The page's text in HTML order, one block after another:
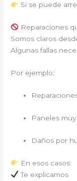
Si se puede
Reparaciones
Somos claros
Algunas fallas
Por ejemplo:
Paneles
Daños por
En esos casos:
Te explicamos